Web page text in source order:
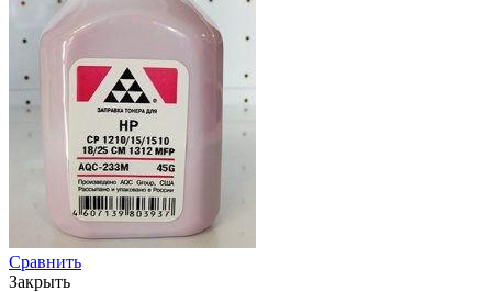
Сравнить
Закрыть